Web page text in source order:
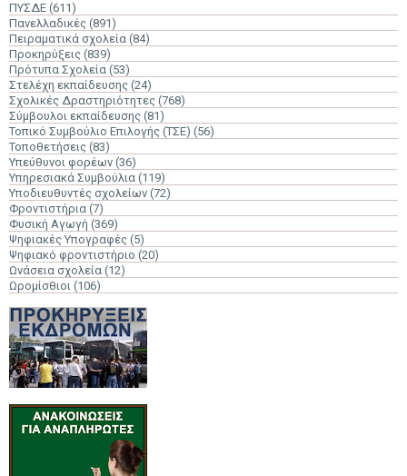
ΠΥΣΔΕ (611)
Πανελλαδικές (891)
Πειραματικά σχολεία (84)
Προκηρύξεις (839)
Πρότυπα Σχολεία (53)
Στελέχη εκπαίδευσης (24)
Σχολικές Δραστηριότητες (768)
Σύμβουλοι εκπαίδευσης (81)
Τοπικό Συμβούλιο Επιλογής (ΤΣΕ) (56)
Τοποθετήσεις (83)
Υπεύθυνοι φορέων (36)
Υπηρεσιακά Συμβούλια (119)
Υποδιευθυντές σχολείων (72)
Φροντιστήρια (7)
Φυσική Αγωγή (369)
Ψηφιακές Υπογραφές (5)
Ψηφιακό φροντιστήριο (20)
Ωνάσεια σχολεία (12)
Ωρομίσθιοι (106)